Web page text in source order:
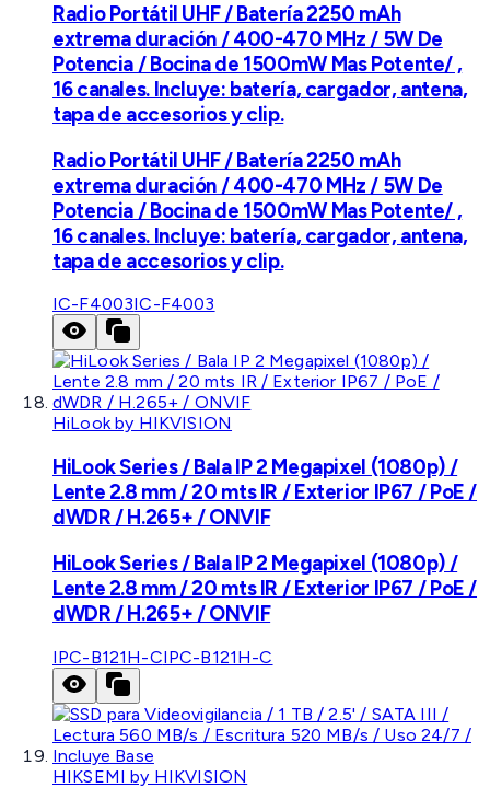
Radio Portátil UHF / Batería 2250 mAh
extrema duración / 400-470 MHz / 5W De
Potencia / Bocina de 1500mW Mas Potente/ ,
16 canales. Incluye: batería, cargador, antena,
tapa de accesorios y clip.
Radio Portátil UHF / Batería 2250 mAh
extrema duración / 400-470 MHz / 5W De
Potencia / Bocina de 1500mW Mas Potente/ ,
16 canales. Incluye: batería, cargador, antena,
tapa de accesorios y clip.
IC-F4003IC-F4003
HiLook by HIKVISION
HiLook Series / Bala IP 2 Megapixel (1080p) /
Lente 2.8 mm / 20 mts IR / Exterior IP67 / PoE /
dWDR / H.265+ / ONVIF
HiLook Series / Bala IP 2 Megapixel (1080p) /
Lente 2.8 mm / 20 mts IR / Exterior IP67 / PoE /
dWDR / H.265+ / ONVIF
IPC-B121H-CIPC-B121H-C
HIKSEMI by HIKVISION